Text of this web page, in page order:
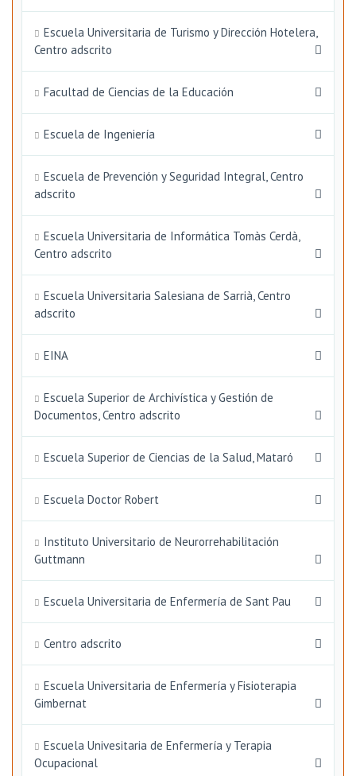
Escuela Universitaria de Turismo y Dirección Hotelera,
Centro adscrito
Facultad de Ciencias de la Educación
Escuela de Ingeniería
Escuela de Prevención y Seguridad Integral, Centro
adscrito
Escuela Universitaria de Informática Tomàs Cerdà,
Centro adscrito
Escuela Universitaria Salesiana de Sarrià, Centro
adscrito
EINA
Escuela Superior de Archivística y Gestión de
Documentos, Centro adscrito
Escuela Superior de Ciencias de la Salud, Mataró
Escuela Doctor Robert
Instituto Universitario de Neurorrehabilitación
Guttmann
Escuela Universitaria de Enfermería de Sant Pau
Centro adscrito
Escuela Universitaria de Enfermería y Fisioterapia
Gimbernat
Escuela Univesitaria de Enfermería y Terapia
Ocupacional